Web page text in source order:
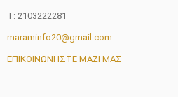
T: 2103222281
maraminfo20@gmail.com
ΕΠΙΚΟΙΝΩΝΗΣΤΕ ΜΑΖΙ ΜΑΣ